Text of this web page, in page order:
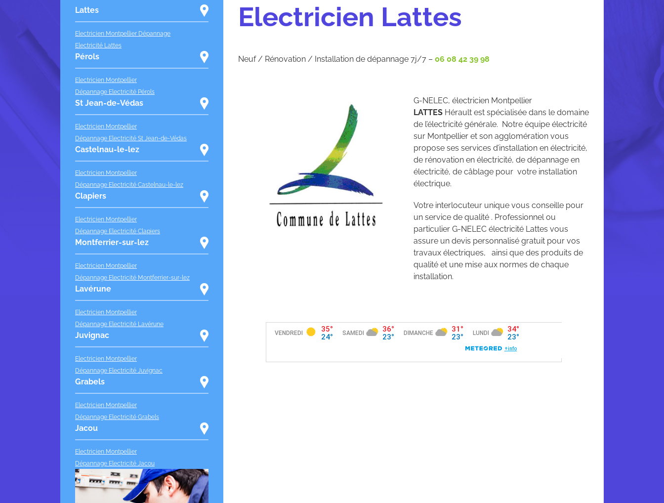
Electricien Lattes
Neuf / Rénovation / Installation de dépannage 7j/7 – 06 08 42 39 98
G-NELEC, électricien Montpellier
LATTES Hérault est spécialisée dans le domaine
de l’électricité générale. Notre équipe électricité
sur Montpellier et son agglomération vous
propose ses services d’installation en électricité,
de rénovation en électricité, de dépannage en
électricité, de câblage pour votre installation
électrique.
Votre interlocuteur unique vous conseille pour
un service de qualité . Professionnel ou
particulier G-NELEC électricité Lattes vous
assure un devis personnalisé gratuit pour vos
travaux électriques, ainsi que des produits de
qualité et une mise aux normes de chaque
installation.
Lattes
Electricien Montpellier Dépannage
Electricité Lattes
Pérols
Electricien Montpellier
Dépannage Electricité Pérols
St Jean-de-Védas
Electricien Montpellier
Dépannage Electricité St Jean-de-Védas
Castelnau-le-lez
Electricien Montpellier
Dépannage Electricité Castelnau-le-lez
Clapiers
Electricien Montpellier
Dépannage Electricité Clapiers
Montferrier-sur-lez
Electricien Montpellier
Dépannage Electricité Montferrier-sur-lez
Lavérune
Electricien Montpellier
Dépannage Electricité Lavérune
Juvignac
Electricien Montpellier
Dépannage Electricité Juvignac
Grabels
Electricien Montpellier
Dépannage Electricité Grabels
Jacou
Electricien Montpellier
Dépannage Electricité Jacou